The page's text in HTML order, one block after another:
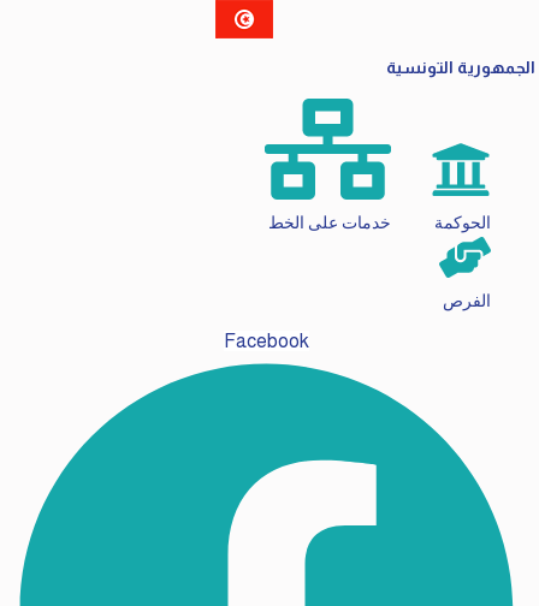
الجمهورية التونسية
الحوكمة خدمات على الخط
الفرص
Facebook